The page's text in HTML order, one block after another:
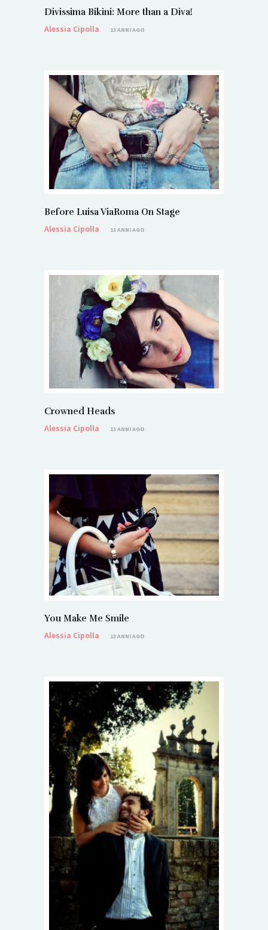
Divissima Bikini: More than a Diva!
Alessia Cipolla
13 ANNI AGO
Before Luisa ViaRoma On Stage
Alessia Cipolla
13 ANNI AGO
Crowned Heads
Alessia Cipolla
13 ANNI AGO
You Make Me Smile
Alessia Cipolla
13 ANNI AGO